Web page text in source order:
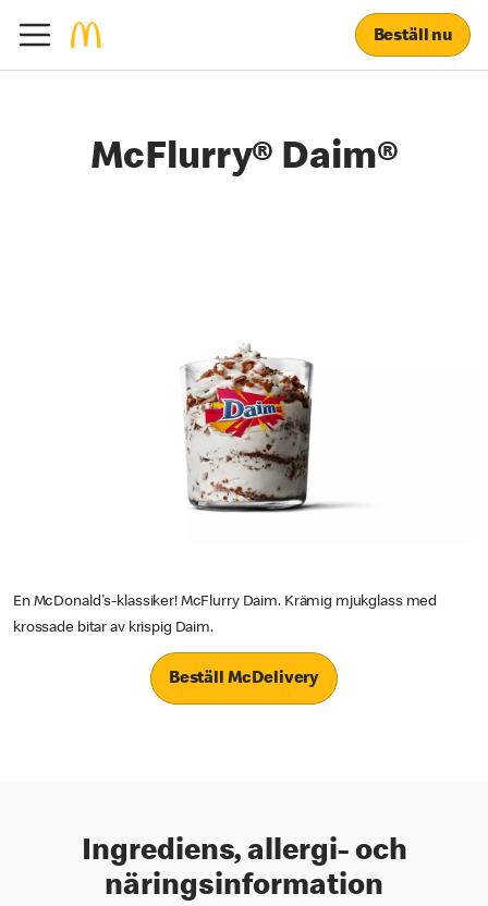
Beställ nu
McFlurry® Daim®
En McDonald's-klassiker! McFlurry Daim. Krämig mjukglass med
krossade bitar av krispig Daim.
Beställ McDelivery
Ingrediens, allergi- och
näringsinformation